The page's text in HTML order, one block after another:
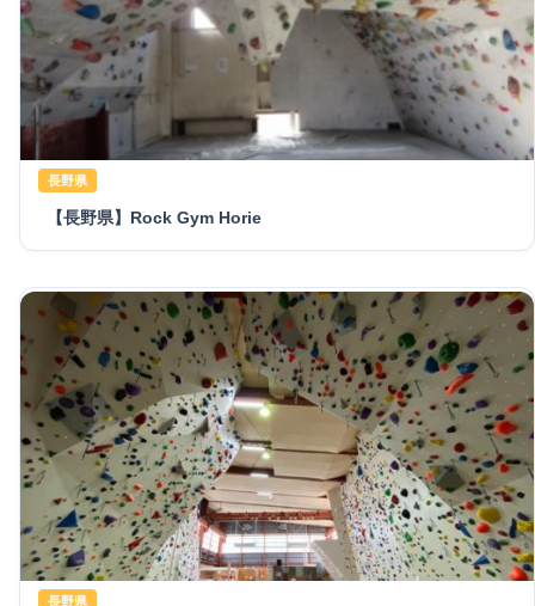
長野県
【長野県】Rock Gym Horie
長野県